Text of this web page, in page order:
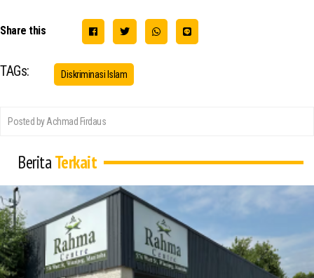
Share this
TAGs: Diskriminasi Islam
Posted by Achmad Firdaus
BeritaTerkait